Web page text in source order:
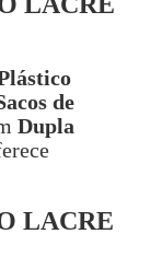
de
Dupla
LACRE